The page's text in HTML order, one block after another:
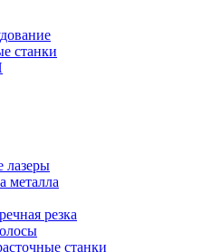
станки
лазеры
металла
резка
станки